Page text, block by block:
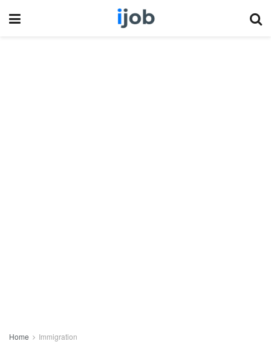
Home Immigration